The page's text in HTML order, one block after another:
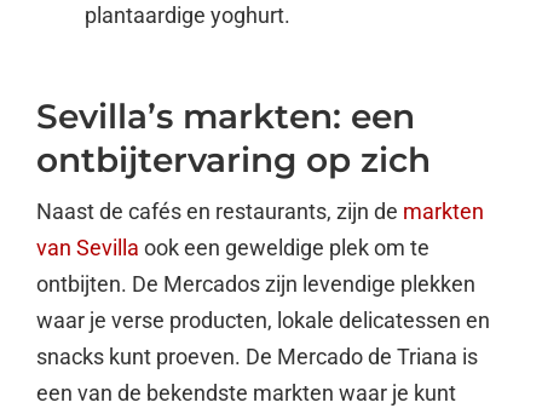
plantaardige yoghurt.
Sevilla’s markten: een
ontbijtervaring op zich
Naast de cafés en restaurants, zijn de markten
van Sevilla ook een geweldige plek om te
ontbijten. De Mercados zijn levendige plekken
waar je verse producten, lokale delicatessen en
snacks kunt proeven. De Mercado de Triana is
een van de bekendste markten waar je kunt